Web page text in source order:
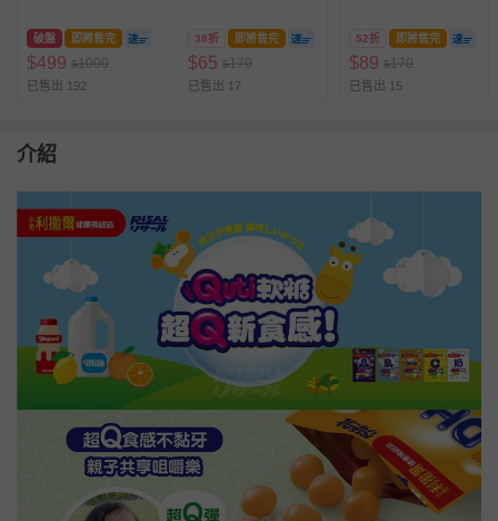
版)-30包/盒(效期：
2027-04-14)
破盤 即將售完
$499 $1000
已售出 192
期：2026-10-26)
38折 即將售完
$65 $170
已售出 17
12-21)
52折 即將售完
$89 $170
已售出 15
介紹